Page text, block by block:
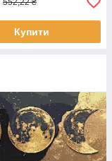
Купити